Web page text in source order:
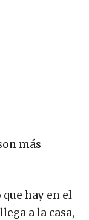
más
hay en el
a la casa,